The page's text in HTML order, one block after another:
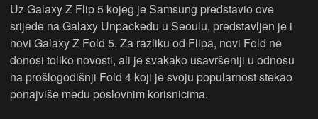
Uz Galaxy Z Flip 5 kojeg je Samsung predstavio ove
srijede na Galaxy Unpackedu u Seoulu, predstavljen je i
novi Galaxy Z Fold 5. Za razliku od Flipa, novi Fold ne
donosi toliko novosti, ali je svakako usavršeniji u odnosu
na prošlogodišnji Fold 4 koji je svoju popularnost stekao
ponajviše među poslovnim korisnicima.